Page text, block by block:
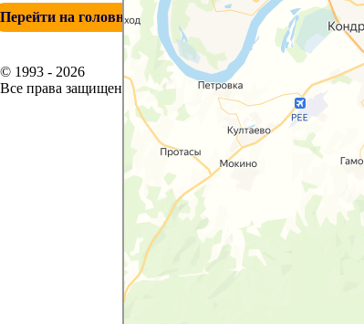
Перейти на головной сайт
© 1993 - 2026
Все права защищены.